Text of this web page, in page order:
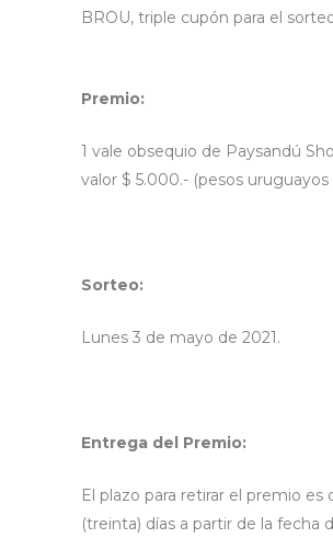
BROU, triple cupón para el
Premio:
1 vale obsequio de Paysandú
valor $ 5.000.- (pesos uruguayos
Sorteo:
Lunes 3 de mayo de 2021.
Entrega del Premio:
El plazo para retirar el premio es
(treinta) días a partir de la fecha